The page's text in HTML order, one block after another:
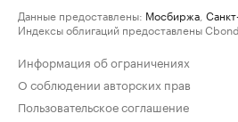
Данные предоставлены: Мосбиржа
Индексы облигаций предоставлены
Информация об ограничениях
О соблюдении авторских прав
Пользовательское соглашение